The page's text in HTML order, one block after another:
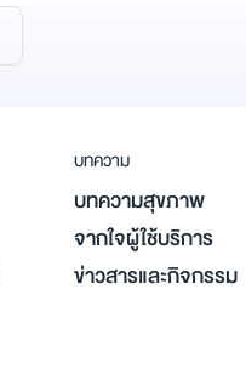
บทความ
บทความสุขภาพ
จากใจผู้ใช้บริการ
ข่าวสารและกิจกรรม